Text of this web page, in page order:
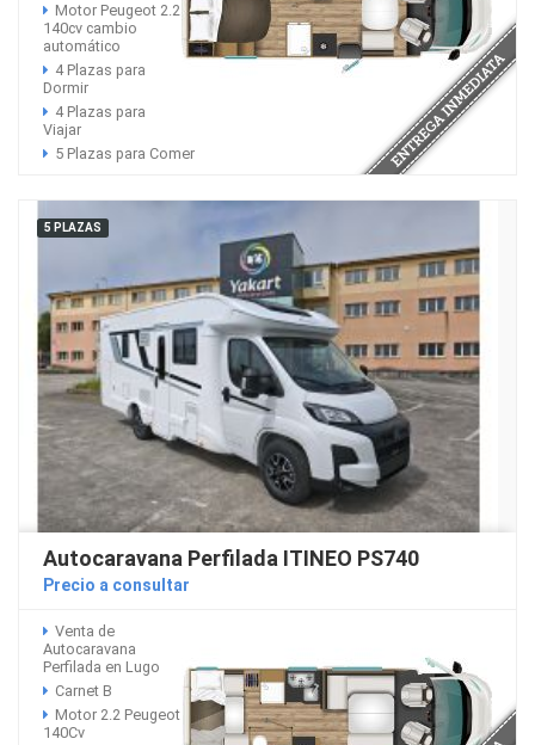
Motor Peugeot 2.2
140cv cambio
automático
4 Plazas para
Dormir
4 Plazas para
Viajar
5 Plazas para Comer
5 PLAZAS
Autocaravana Perfilada ITINEO PS740
Precio a consultar
Venta de
Autocaravana
Perfilada en Lugo
Carnet B
Motor 2.2 Peugeot
140Cv